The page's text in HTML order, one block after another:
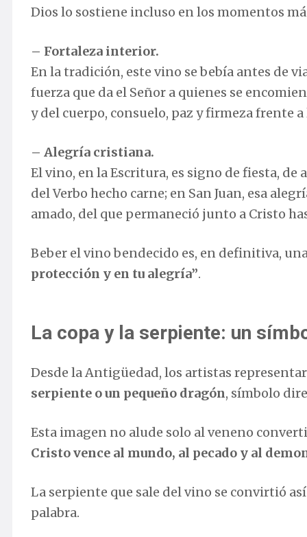
Dios lo sostiene incluso en los momentos
– Fortaleza interior.
En la tradición, este vino se bebía antes de
fuerza que da el Señor a quienes se
y del cuerpo, consuelo, paz y firmeza frente
– Alegría cristiana.
El vino, en la Escritura, es signo de fiesta,
del Verbo hecho carne; en San Juan, esa
amado, del que permaneció junto a Cristo
Beber el vino bendecido es, en definitiva,
protección y en tu alegría”.
La copa y la serpiente: un
Desde la Antigüedad, los artistas
serpiente o un pequeño dragón, símbolo
Esta imagen no alude solo al veneno
Cristo vence al mundo, al pecado y al
La serpiente que sale del vino se convirtió
palabra.